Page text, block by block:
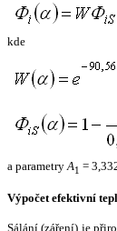
kde
a parametryA1 =
Výpočet efektivní
Sálání (záření) je